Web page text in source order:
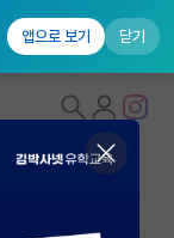
앱으로 보기 닫기